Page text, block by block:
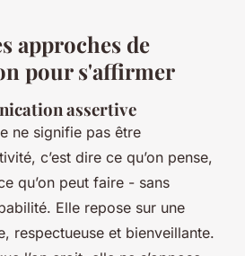
approches de
pour s'affirmer
assertive
ne signifie pas être
c’est dire ce qu’on pense,
qu’on peut faire - sans
Elle repose sur une
respectueuse et bienveillante.